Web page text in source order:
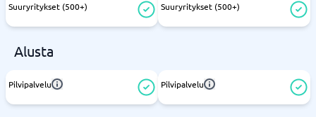
Suuryritykset (500+) Suuryritykset (500+)
Alusta
Pilvipalvelu Pilvipalvelu